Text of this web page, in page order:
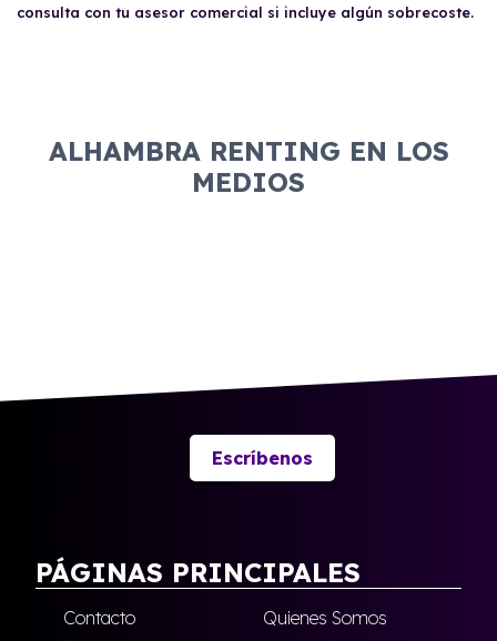
consulta con tu asesor comercial si incluye algún sobrecoste.
ALHAMBRA RENTING EN LOS
MEDIOS
Escríbenos
PÁGINAS PRINCIPALES
Contacto
Quienes Somos